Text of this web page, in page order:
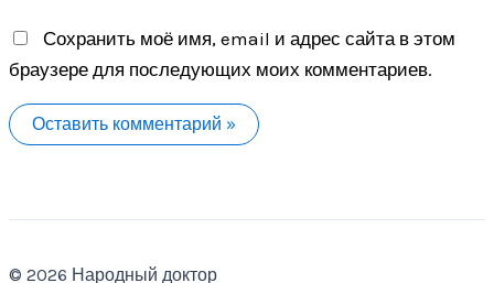
Сохранить моё имя, email и адрес сайта в этом
браузере для последующих моих комментариев.
© 2026 Народный доктор